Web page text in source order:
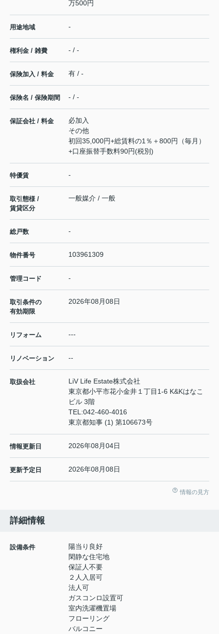
万500円
用途地域 -
権利金 / 雑費 - / -
保険加入 / 料金 有 / -
保険名 / 保険期間 - / -
保証会社 / 料金
必加入
その他
初回35,000円+総賃料の1％＋800円（毎月）
+口座振替手数料90円(税別)
特優賃 -
取引態様 /
賃貸区分
一般媒介 / 一般
総戸数 -
物件番号 103961309
管理コード -
取引条件の
有効期限
2026年08月08日
リフォーム ---
リノベーション --
取扱会社
LiV Life Estate株式会社
東京都小平市花小金井１丁目1-6 K&Kはなこ
ビル 3階
TEL:042-460-4016
東京都知事 (1) 第106673号
情報更新日 2026年08月04日
更新予定日 2026年08月08日
情報の見方
詳細情報
設備条件
陽当り良好
閑静な住宅地
保証人不要
２人入居可
法人可
ガスコンロ設置可
室内洗濯機置場
フローリング
バルコニー